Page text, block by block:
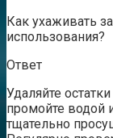
Как ухаживать
использования?
Ответ
Удаляйте
промойте водой
тщательно